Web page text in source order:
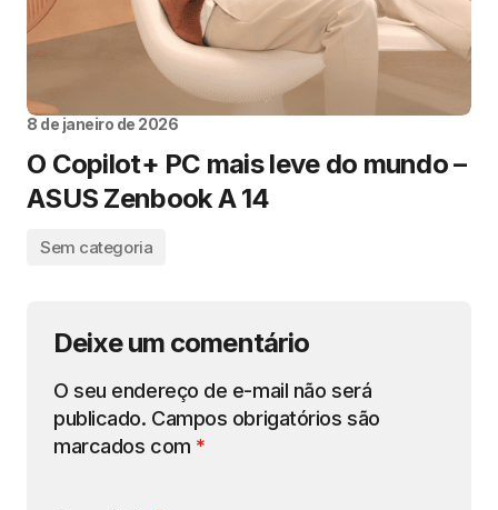
8 de janeiro de 2026
O Copilot+ PC mais leve do mundo –
ASUS Zenbook A 14
Sem categoria
Deixe um comentário
O seu endereço de e-mail não será
publicado. Campos obrigatórios são
marcados com *